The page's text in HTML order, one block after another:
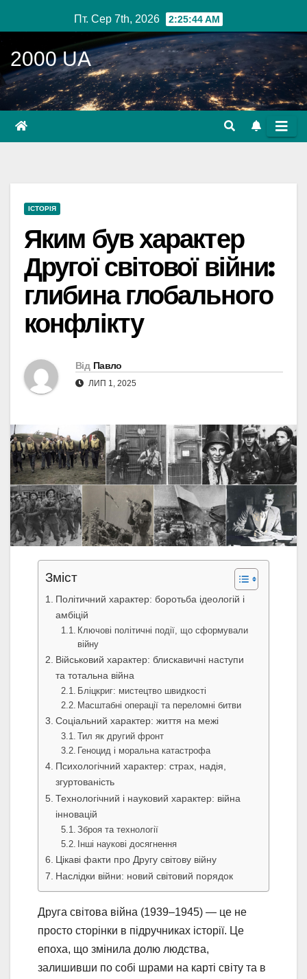
до
вмісту
Пт. Сер 7th, 2026 2:25:45 AM
2000 UA
ІСТОРІЯ
Яким був характер
Другої світової війни:
глибина глобального
конфлікту
Від Павло
ЛИП 1, 2025
Зміст
Політичний характер: боротьба ідеологій і
амбіцій
Ключові політичні події, що сформували
війну
Військовий характер: блискавичні наступи
та тотальна війна
Бліцкриг: мистецтво швидкості
Масштабні операції та переломні битви
Соціальний характер: життя на межі
Тил як другий фронт
Геноцид і моральна катастрофа
Психологічний характер: страх, надія,
згуртованість
Технологічний і науковий характер: війна
інновацій
Зброя та технології
Інші наукові досягнення
Цікаві факти про Другу світову війну
Наслідки війни: новий світовий порядок
Друга світова війна (1939–1945) — це не
просто сторінки в підручниках історії. Це
епоха, що змінила долю людства,
залишивши по собі шрами на карті світу та в